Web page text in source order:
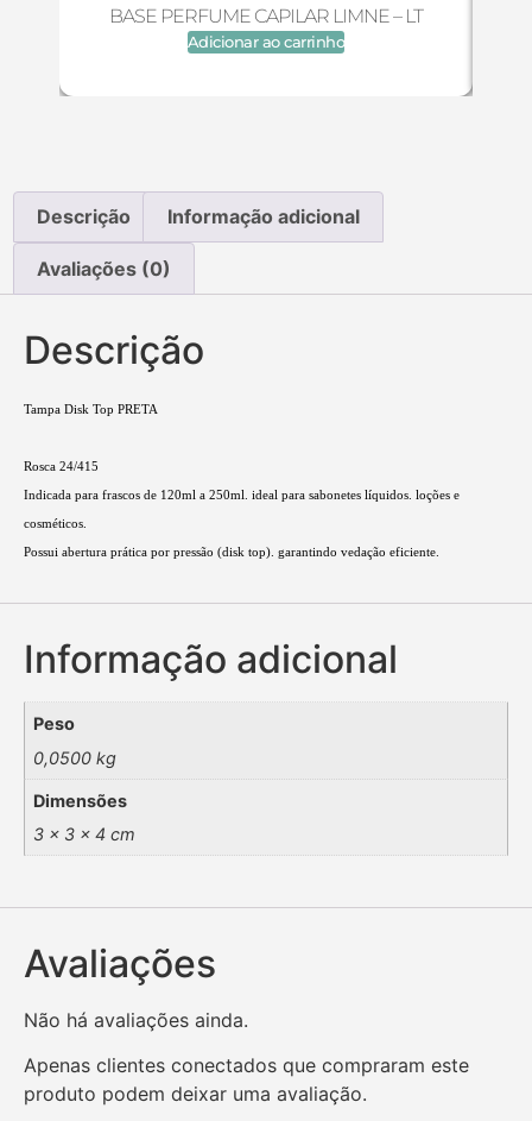
BASE PERFUME CAPILAR LIMNE – LT
Adicionar ao carrinho
Descrição Informação adicional
Avaliações (0)
Descrição
Tampa Disk Top PRETA
Rosca 24/415
Indicada para frascos de 120ml a 250ml. ideal para sabonetes líquidos. loções e
cosméticos.
Possui abertura prática por pressão (disk top). garantindo vedação eficiente.
Informação adicional
Peso
0,0500 kg
Dimensões
3 × 3 × 4 cm
Avaliações
Não há avaliações ainda.
Apenas clientes conectados que compraram este
produto podem deixar uma avaliação.